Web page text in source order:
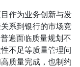
作为业务创新与发
系到银行的市场竞
遍面临质量规划不
不足等质量管理问
质量完成，也制约